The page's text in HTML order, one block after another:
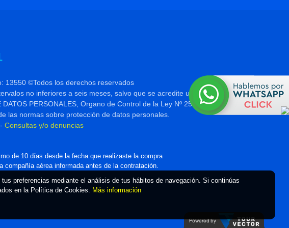
13550 ©Todos los derechos reservados
no inferiores a seis meses, salvo que se acredite un interés legítimo al efecto
PERSONALES, Organo de Control de la Ley Nº 25.326, tiene la atribución de
las normas sobre protección de datos personales.
Consultas y/o denuncias
de 10 días desde la fecha que realizaste la compra
aérea informada antes de la contratación.
preferencias mediante el análisis de tus hábitos de navegación. Si continúas
en la Política de Cookies. Más información